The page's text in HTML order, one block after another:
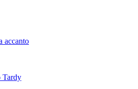
accanto
Tardy